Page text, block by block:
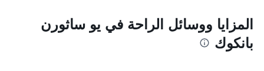
المزايا ووسائل الراحة في يو ساثورن
بانكوك